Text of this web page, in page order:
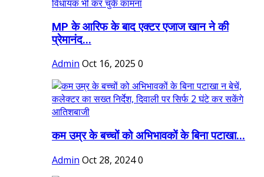
MP के आरिफ के बाद एक्टर एजाज खान ने की
प्रेमानंद...
Admin Oct 16, 2025 0
कम उम्र के बच्चों को अभिभावकों के बिना पटाखा...
Admin Oct 28, 20240